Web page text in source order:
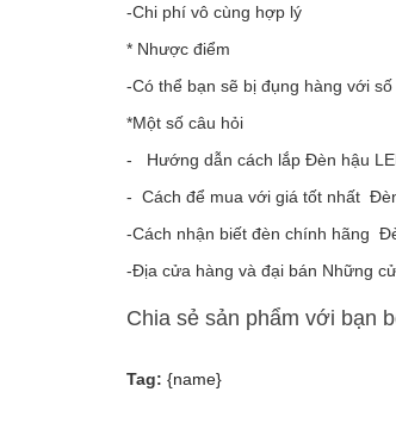
-Chi phí vô cùng hợp lý
* Nhược điểm
-Có thể bạn sẽ bị đụng hàng với
*Một số câu hỏi
- Hướng dẫn cách lắp Đèn hậu
- Cách để mua với giá tốt nhất
-Cách nhận biết đèn chính hãng
-Địa cửa hàng và đại bán Những
Chia sẻ sản phẩm với bạn
Tag: {name}